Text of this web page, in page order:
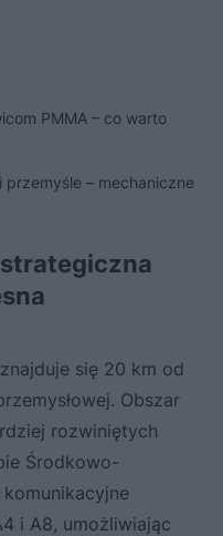
PMMA – co warto
– mechaniczne
strategiczna
się 20 km od
Obszar
rozwiniętych
Środkowo-
komunikacyjne
i A8, umożliwiając